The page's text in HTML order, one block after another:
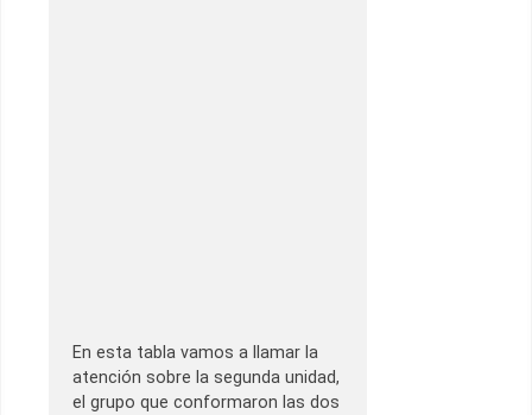
En esta tabla vamos a llamar la
atención sobre la segunda unidad,
el grupo que conformaron las dos